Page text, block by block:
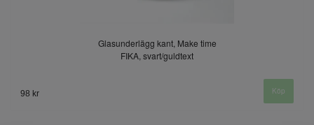
Glasunderlägg kant, Make time
FIKA, svart/guldtext
98 kr